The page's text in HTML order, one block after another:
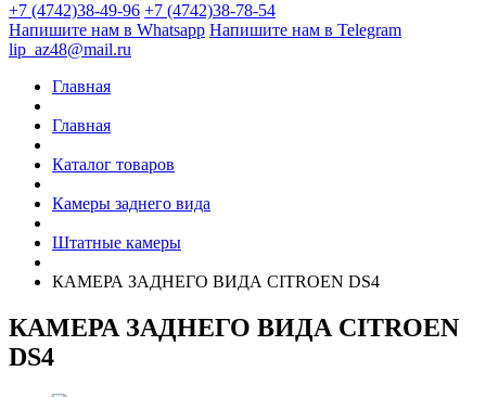
+7 (4742)38-49-96 +7 (4742)38-78-54
Напишите нам в Whatsapp Напишите нам в Telegram
lip_az48@mail.ru
Главная
Главная
Каталог товаров
Камеры заднего вида
Штатные камеры
КАМЕРА ЗАДНЕГО ВИДА CITROEN DS4
КАМЕРА ЗАДНЕГО ВИДА CITROEN
DS4